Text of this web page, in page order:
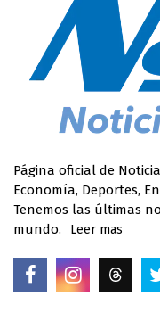
Página oficial de
Economía, Deportes,
Tenemos las últimas
mundo.
Leer mas